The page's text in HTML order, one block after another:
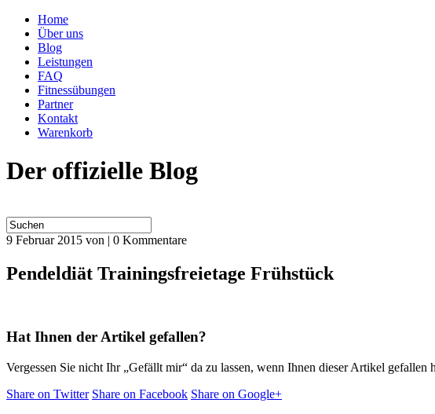
Home
Über uns
Blog
Leistungen
FAQ
Fitnessübungen
Partner
Kontakt
Warenkorb
Der offizielle Blog
9 Februar 2015 von | 0 Kommentare
Pendeldiät Trainingsfreietage Frühstück
Hat Ihnen der Artikel gefallen?
Vergessen Sie nicht Ihr „Gefällt mir“ da zu lassen, wenn Ihnen dieser Artikel gefallen
Share on Twitter Share on Facebook Share on Google+